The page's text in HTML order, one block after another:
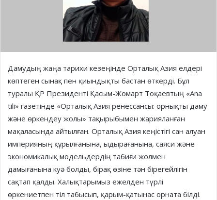
Дамудың жаңа тарихи кезеңінде Орталық Азия елдері
көптеген сынақ пен қиындықты бастан өткерді. Бұл
туралы ҚР Президенті Қасым-Жомарт Тоқаевтың «Аna
tili» газетінде «Орталық Азия ренессансы: орнықты даму
және өркендеу жолы» тақырыбымен жарияланған
мақаласында айтылған. Орталық Азия кеңістігі сан алуан
империяның құрылғанына, ыдырағанына, саяси және
экономикалық модельдердің табиғи жолмен
дамығанына куә болды, бірақ өзіне тән бірегейлігін
сақтап қалды. Халықтарымыз ежелден түрлі
өркениетпен тіл табысып, қарым-қатынас орната білді.